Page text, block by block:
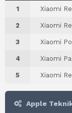
1 Xiaomi
2 Xiaomi
3 Xiaomi
4 Xiaomi
5 Xiaomi
Apple